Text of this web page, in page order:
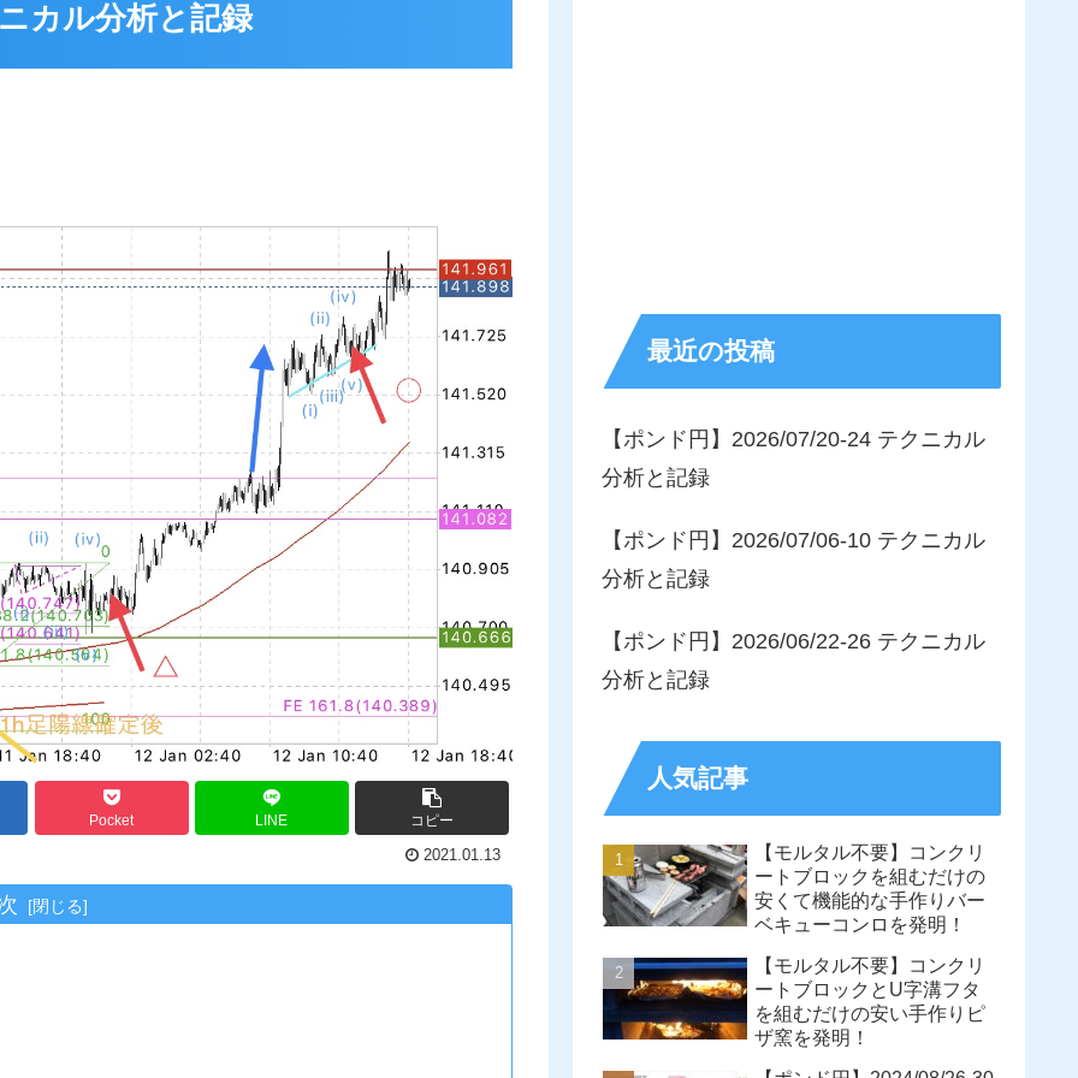
カル分析と記録
Pocket LINE コピー
2021.01.13
最近の投稿
【ポンド円】2026/07/20-24 テクニカル
分析と記録
【ポンド円】2026/07/06-10 テクニカル
分析と記録
【ポンド円】2026/06/22-26 テクニカル
分析と記録
人気記事
【モルタル不要】コンクリ
ートブロックを組むだけの
安くて機能的な手作りバー
ベキューコンロを発明！
【モルタル不要】コンクリ
ートブロックとU字溝フタ
を組むだけの安い手作りピ
ザ窯を発明！